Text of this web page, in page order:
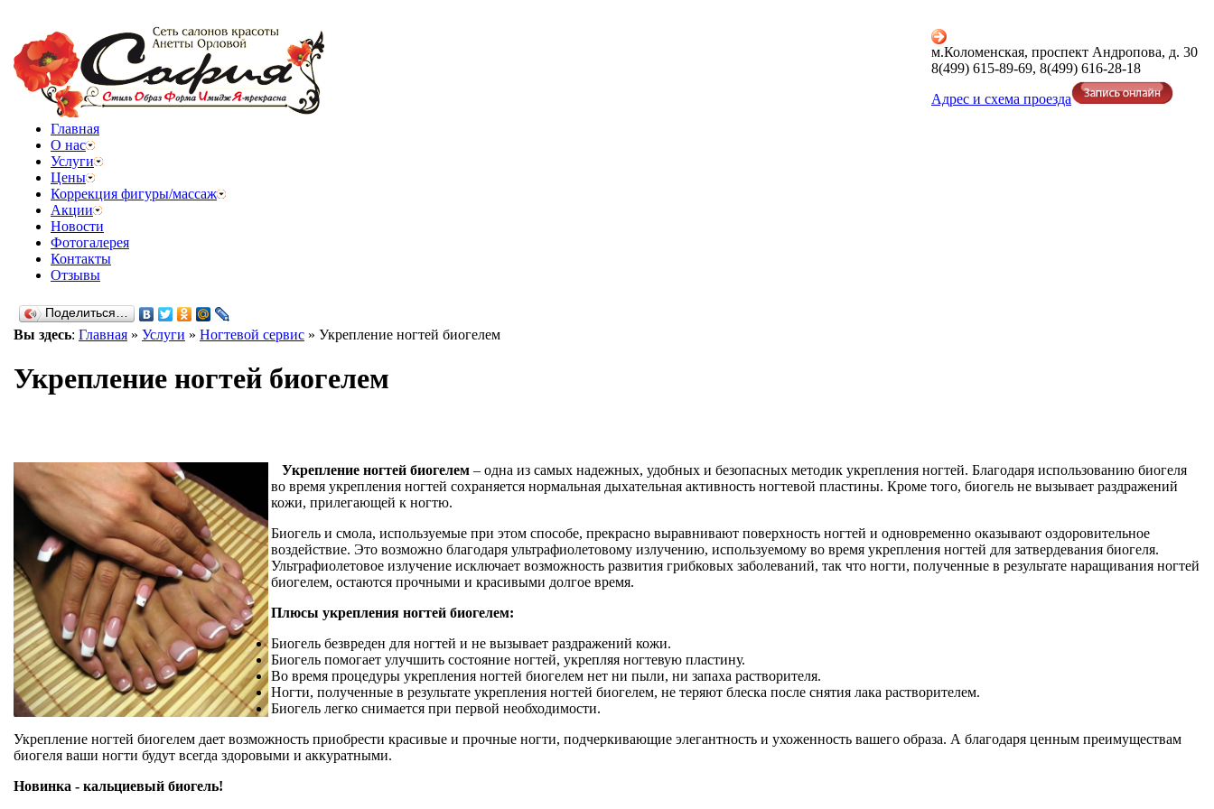
м.Коломенская, проспект Андропова, д. 30
8(499) 615-89-69, 8(499) 616-28-18
Адрес и схема проезда
Главная
О нас
Услуги
Цены
Коррекция фигуры/массаж
Акции
Новости
Фотогалерея
Контакты
Отзывы
Поделиться…
Вы здесь: Главная » Услуги » Ногтевой сервис » Укрепление ногтей биогелем
Укрепление ногтей биогелем
Укрепление ногтей биогелем – одна из самых надежных, удобных и безопасных методик укрепления ногтей. Благодаря использованию биогеля
во время укрепления ногтей сохраняется нормальная дыхательная активность ногтевой пластины. Кроме того, биогель не вызывает раздражений
кожи, прилегающей к ногтю.
Биогель и смола, используемые при этом способе, прекрасно выравнивают поверхность ногтей и одновременно оказывают оздоровительное
воздействие. Это возможно благодаря ультрафиолетовому излучению, используемому во время укрепления ногтей для затвердевания биогеля.
Ультрафиолетовое излучение исключает возможность развития грибковых заболеваний, так что ногти, полученные в результате наращивания ногтей
биогелем, остаются прочными и красивыми долгое время.
Плюсы укрепления ногтей биогелем:
Биогель безвреден для ногтей и не вызывает раздражений кожи.
Биогель помогает улучшить состояние ногтей, укрепляя ногтевую пластину.
Во время процедуры укрепления ногтей биогелем нет ни пыли, ни запаха растворителя.
Ногти, полученные в результате укрепления ногтей биогелем, не теряют блеска после снятия лака растворителем.
Биогель легко снимается при первой необходимости.
Укрепление ногтей биогелем дает возможность приобрести красивые и прочные ногти, подчеркивающие элегантность и ухоженность вашего образа. А благодаря ценным преимуществам
биогеля ваши ногти будут всегда здоровыми и аккуратными.
Новинка - кальциевый биогель!